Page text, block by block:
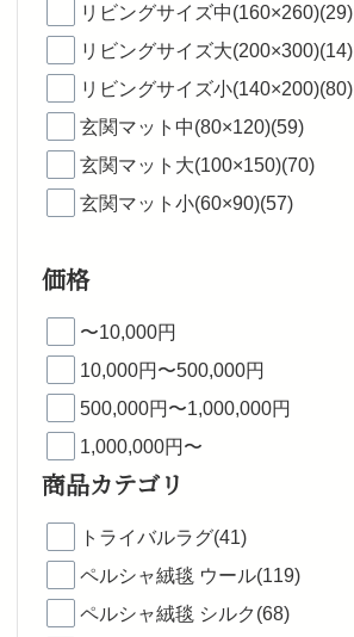
リビングサイズ中(160×260)(29)
リビングサイズ大(200×300)(14)
リビングサイズ小(140×200)(80)
玄関マット中(80×120)(59)
玄関マット大(100×150)(70)
玄関マット小(60×90)(57)
価格
〜10,000円
10,000円〜500,000円
500,000円〜1,000,000円
1,000,000円〜
商品カテゴリ
トライバルラグ(41)
ペルシャ絨毯 ウール(119)
ペルシャ絨毯 シルク(68)